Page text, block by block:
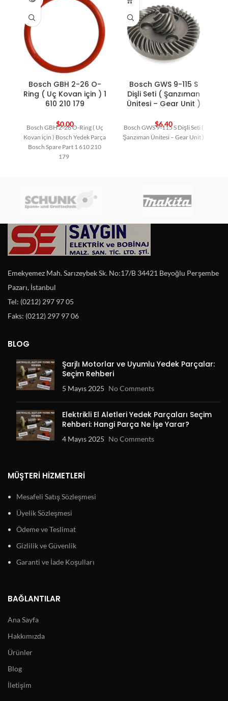
UT
Bosch GBH 2-26 O-
Ring ( Uç Kovan için ) 1
610 210 179
$0,00
Bosch GBH 2-26 O-Ring ( Uç
Kovan için ) Bosch Yedek Parça
Bosch Spare Part 1 610 210
179
Bosch GWS 9-115 S
Dişli Seti ( Şanzıman
Ünitesi – Gear Unit )
$6,40
Bosch GWS 9-115 S Dişli Seti (
Şanzıman Ünitesi – Gear Unit )
Emekyemez Mah. Sarızeybek Sk. No:17/B 34421 Beyoğlu Perşembe
Pazarı, İstanbul
Tel: (0212) 297 97 05
Faks: (0212) 297 97 06
BLOG
Şarjlı Motorlar ve Uyumlu Yedek Parçalar:
Seçim Rehberi
5 Mayıs 2025 No Comments
Elektrikli El Aletleri Yedek Parçaları Seçim
Rehberi: Hangi Parça Ne İşe Yarar?
4 Mayıs 2025 No Comments
MÜŞTERI HIZMETLERI
Mesafeli Satış Sözleşmesi
Üyelik Sözleşmesi
Ödeme ve Teslimat
Gizlilik ve Güvenlik
Garanti ve İade Koşulları
BAĞLANTILAR
Ana Sayfa
Hakkımızda
Ürünler
Blog
İletişim